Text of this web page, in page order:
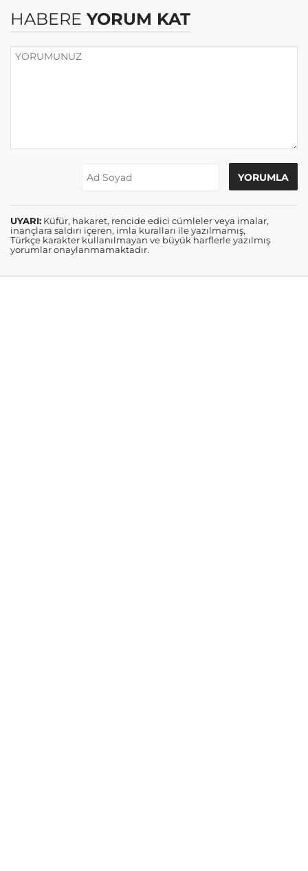
HABERE YORUM KAT
UYARI: Küfür, hakaret, rencide edici cümleler veya imalar,
inançlara saldırı içeren, imla kuralları ile yazılmamış,
Türkçe karakter kullanılmayan ve büyük harflerle yazılmış
yorumlar onaylanmamaktadır.